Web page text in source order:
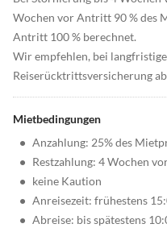
Wochen vor Antritt 90 % des
Antritt 100 % berechnet.
Wir empfehlen, bei
Reiserücktrittsversicherung
Mietbedingungen
• Anzahlung: 25% des
• Restzahlung: 4 Wochen
• keine Kaution
• Anreisezeit: frühestens
• Abreise: bis spätestens